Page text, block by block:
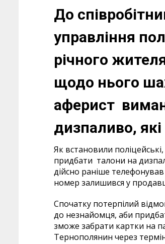
До
управління
річного
щодо нього
аферист
дизпаливо, які
Як встановили
придбати талони на
дійсно раніше
номер залишився у
Спочатку потерпілий
до незнайомця, аби
зможе забрати картки на
Тернополянин через